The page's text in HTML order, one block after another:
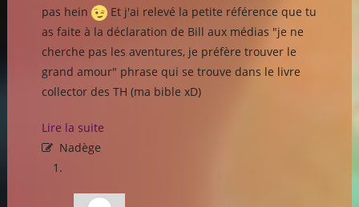
pas hein
Et j'ai relevé la petite référence que tu
as faite à la déclaration de Bill aux médias "je ne
cherche pas les aventures, je préfère trouver le
grand amour" phrase qui se trouve dans le livre
collector des TH (ma bible xD)
Lire la suite
Nadège